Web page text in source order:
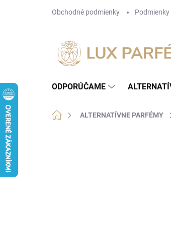
Obchodné podmienky
ODPORÚČAME
DomovALTERNATÍVNE PARFÉMY